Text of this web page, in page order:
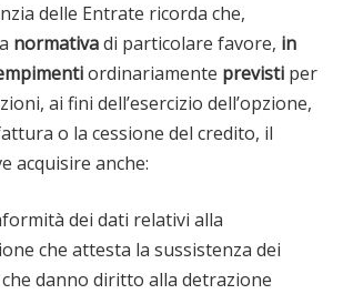
delle Entrate ricorda che,
normativadi particolare favore, in
ordinariamente previsti per
ai fini dell’esercizio dell’opzione,
o la cessione del credito, il
acquisire anche:
dei dati relativi alla
che attesta la sussistenza dei
danno diritto alla detrazione